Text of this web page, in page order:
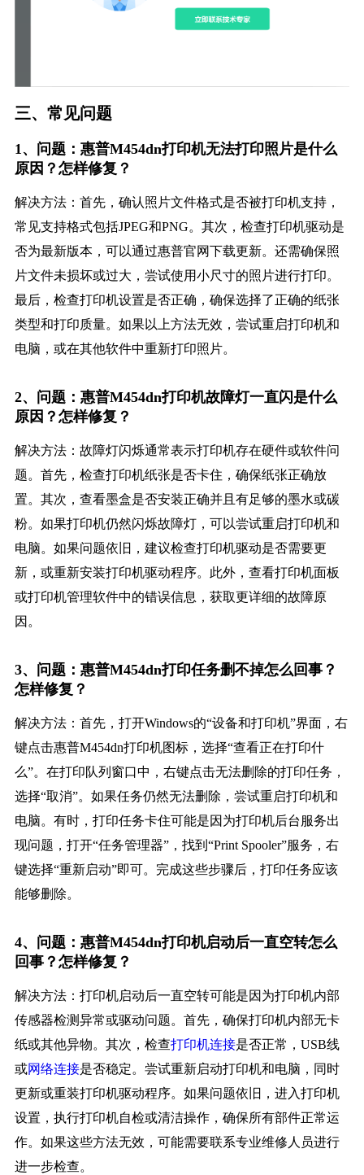
三、常见问题
1、问题：惠普M454dn打印机无法打印照片是什么
原因？怎样修复？
解决方法：首先，确认照片文件格式是否被打印机支持，
常见支持格式包括JPEG和PNG。其次，检查打印机驱动是
否为最新版本，可以通过惠普官网下载更新。还需确保照
片文件未损坏或过大，尝试使用小尺寸的照片进行打印。
最后，检查打印机设置是否正确，确保选择了正确的纸张
类型和打印质量。如果以上方法无效，尝试重启打印机和
电脑，或在其他软件中重新打印照片。
2、问题：惠普M454dn打印机故障灯一直闪是什么
原因？怎样修复？
解决方法：故障灯闪烁通常表示打印机存在硬件或软件问
题。首先，检查打印机纸张是否卡住，确保纸张正确放
置。其次，查看墨盒是否安装正确并且有足够的墨水或碳
粉。如果打印机仍然闪烁故障灯，可以尝试重启打印机和
电脑。如果问题依旧，建议检查打印机驱动是否需要更
新，或重新安装打印机驱动程序。此外，查看打印机面板
或打印机管理软件中的错误信息，获取更详细的故障原
因。
3、问题：惠普M454dn打印任务删不掉怎么回事？
怎样修复？
解决方法：首先，打开Windows的“设备和打印机”界面，右
键点击惠普M454dn打印机图标，选择“查看正在打印什
么”。在打印队列窗口中，右键点击无法删除的打印任务，
选择“取消”。如果任务仍然无法删除，尝试重启打印机和
电脑。有时，打印任务卡住可能是因为打印机后台服务出
现问题，打开“任务管理器”，找到“Print Spooler”服务，右
键选择“重新启动”即可。完成这些步骤后，打印任务应该
能够删除。
4、问题：惠普M454dn打印机启动后一直空转怎么
回事？怎样修复？
解决方法：打印机启动后一直空转可能是因为打印机内部
传感器检测异常或驱动问题。首先，确保打印机内部无卡
纸或其他异物。其次，检查打印机连接是否正常，USB线
或网络连接是否稳定。尝试重新启动打印机和电脑，同时
更新或重装打印机驱动程序。如果问题依旧，进入打印机
设置，执行打印机自检或清洁操作，确保所有部件正常运
作。如果这些方法无效，可能需要联系专业维修人员进行
进一步检查。